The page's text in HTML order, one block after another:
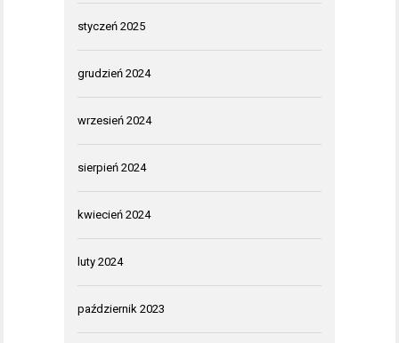
styczeń 2025
grudzień 2024
wrzesień 2024
sierpień 2024
kwiecień 2024
luty 2024
październik 2023